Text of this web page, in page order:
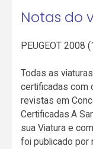
Notas do
PEUGEOT 2008
Todas as
certificadas com
revistas em
Certificadas.A
sua Viatura e
foi publicado por